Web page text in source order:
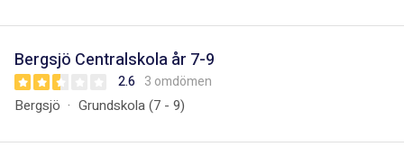
Bergsjö Centralskola år 7-9
2.6 3 omdömen
Bergsjö Grundskola (7 - 9)